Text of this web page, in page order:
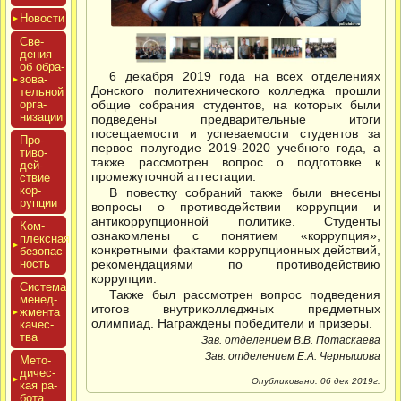
Новос­ти
Све­
дения
об об­ра­
зова­
тель­ной
ор­га­
низа­ции
Про­
тиво­
дей­
ствие
кор­
рупции
Ком­
плексная
бе­зопас­
ность
Сис­те­ма
ме­нед­
жмен­та
ка­чес­
тва
Мето­
дичес­
кая ра­
бота
6 декабря 2019 года на всех отделениях
Донского политехнического колледжа прошли
общие собрания студентов, на которых были
подведены предварительные итоги
посещаемости и успеваемости студентов за
первое полугодие 2019-2020 учебного года, а
также рассмотрен вопрос о подготовке к
промежуточной аттестации.
В повестку собраний также были внесены
вопросы о противодействии коррупции и
антикоррупционной политике. Студенты
ознакомлены с понятием «коррупция»,
конкретными фактами коррупционных действий,
рекомендациями по противодействию
коррупции.
Также был рассмотрен вопрос подведения
итогов внутриколледжных предметных
олимпиад. Награждены победители и призеры.
Зав. отделением В.В. Потаскаева
Зав. отделением Е.А. Чернышова
Опубликовано: 06 дек 2019г.